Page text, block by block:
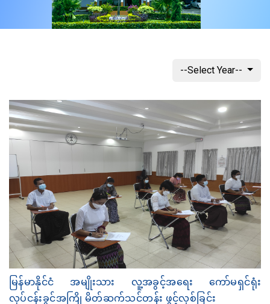
--Select Year--
မြန်မာနိုင်ငံ အမျိုးသား လူ့အခွင့်အရေး ကော်မရှင်ရုံး
လုပ်ငန်းခွင်အကြို မိတ်ဆက်သင်တန်း ဖွင့်လှစ်ခြင်း